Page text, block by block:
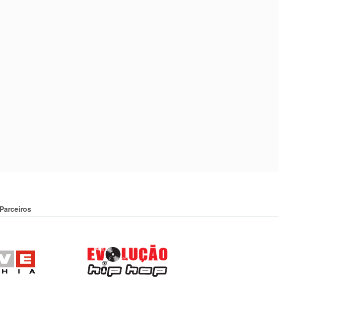
Parceiros